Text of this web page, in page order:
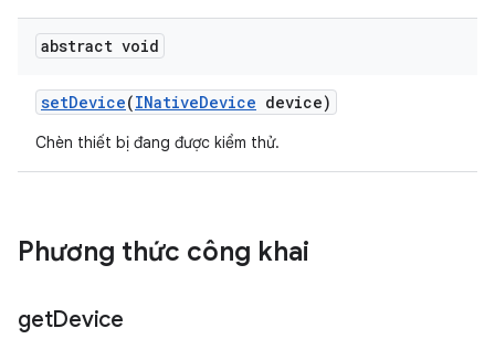
abstract void
setDevice(INativeDevice device)
Chèn thiết bị đang được kiểm thử.
Phương thức công khai
getDevice